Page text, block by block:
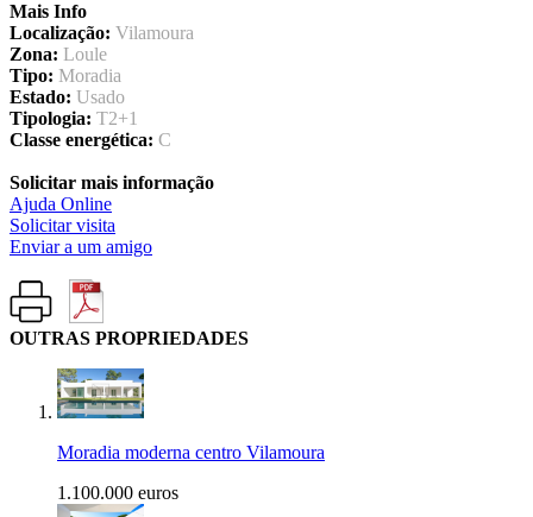
Mais Info
Localização: Vilamoura
Zona: Loule
Tipo: Moradia
Estado: Usado
Tipologia: T2+1
Classe energética: C
Solicitar mais informação
Ajuda Online
Solicitar visita
Enviar a um amigo
OUTRAS PROPRIEDADES
Moradia moderna centro Vilamoura
1.100.000 euros